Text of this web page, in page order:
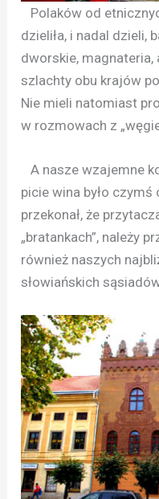
Polaków od
dzieliła, i nadal dzieli,
dworskie, magnateria,
szlachty obu krajów
Nie mieli natomiast
w rozmowach z
A nasze wzajemne
picie wina było
przekonał, że
„bratankach”, należy
również naszych
słowiańskich